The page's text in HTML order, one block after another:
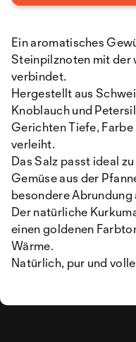
Ein aromatisches
Steinpilznoten mit der
verbindet.
Hergestellt aus
Knoblauch und
Gerichten Tiefe, Farbe
verleiht.
Das Salz passt ideal
Gemüse aus der
besondere
Der natürliche
einen goldenen
Wärme.
Natürlich, pur und